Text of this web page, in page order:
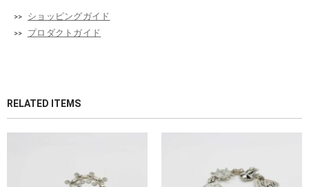
ショッピングガイド
プロダクトガイド
RELATED ITEMS